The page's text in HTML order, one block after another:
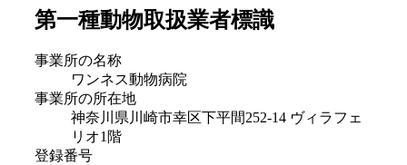
第一種動物取扱業者標識
事業所の名称
ワンネス動物病院
事業所の所在地
神奈川県川崎市幸区下平間252-14 ヴィラフェ
リオ1階
登録番号